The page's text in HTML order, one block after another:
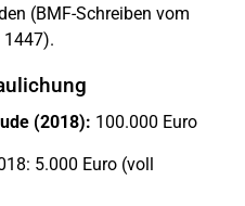
(BMF-Schreiben vom
1447).
(2018): 100.000 Euro
5.000 Euro (voll